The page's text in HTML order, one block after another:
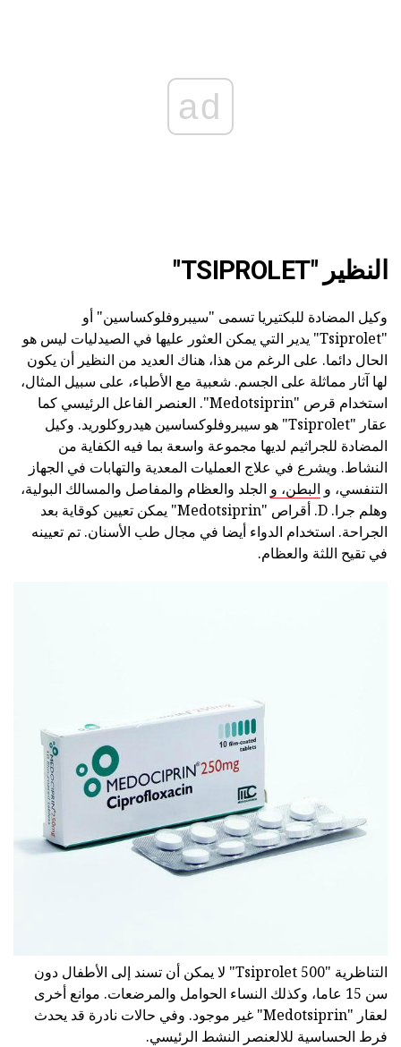
ad
النظير "TSIPROLET"
وكيل المضادة للبكتيريا تسمى "سيبروفلوكساسين" أو
"Tsiprolet" يدير التي يمكن العثور عليها في الصيدليات ليس هو
الحال دائما. على الرغم من هذا، هناك العديد من النظير أن يكون
لها آثار مماثلة على الجسم. شعبية مع الأطباء، على سبيل المثال،
استخدام قرص "Medotsiprin". العنصر الفاعل الرئيسي كما
عقار "Tsiprolet" هو سيبروفلوكساسين هيدروكلوريد. وكيل
المضادة للجراثيم لديها مجموعة واسعة بما فيه الكفاية من
النشاط. ويشرع في علاج العمليات المعدية والتهابات في الجهاز
التنفسي، و البطن، و الجلد والعظام والمفاصل والمسالك البولية،
وهلم جرا. D. أقراص "Medotsiprin" يمكن تعيين كوقاية بعد
الجراحة. استخدام الدواء أيضا في مجال طب الأسنان. تم تعيينه
في تقيح اللثة والعظام.
التناظرية "Tsiprolet 500" لا يمكن أن تسند إلى الأطفال دون
سن 15 عاما، وكذلك النساء الحوامل والمرضعات. موانع أخرى
لعقار "Medotsiprin" غير موجود. وفي حالات نادرة قد يحدث
فرط الحساسية للالعنصر النشط الرئيسي.